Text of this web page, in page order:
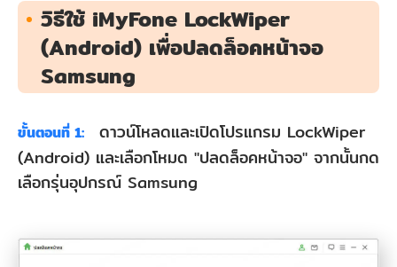
วิธีใช้ iMyFone LockWiper
(Android) เพื่อปลดล็อคหน้าจอ
Samsung
ขั้นตอนที่ 1:
ดาวน์โหลดและเปิดโปรแกรม LockWiper
(Android) และเลือกโหมด "ปลดล็อคหน้าจอ" จากนั้นกด
เลือกรุ่นอุปกรณ์ Samsung